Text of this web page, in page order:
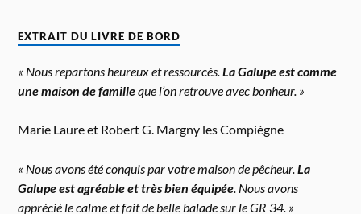
EXTRAIT DU LIVRE DE BORD
« Nous repartons heureux et ressourcés.La Galupe est comme
une maison de familleque l’on retrouve avec bonheur. »
Marie Laure et Robert G. Margny les Compiègne
« Nous avons été conquis par votre maison de pêcheur.La
Galupe est agréable et très bien équipée . Nous avons
apprécié le calme et fait de belle balade sur le GR 34. »